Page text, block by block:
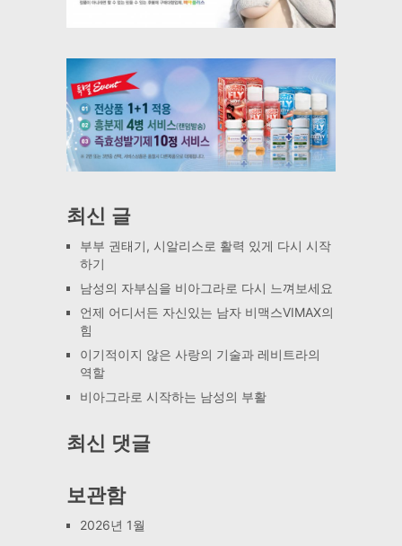
최신 글
부부 권태기, 시알리스로 활력 있게 다시 시작
하기
남성의 자부심을 비아그라로 다시 느껴보세요
언제 어디서든 자신있는 남자 비맥스VIMAX의
힘
이기적이지 않은 사랑의 기술과 레비트라의
역할
비아그라로 시작하는 남성의 부활
최신 댓글
보관함
2026년 1월